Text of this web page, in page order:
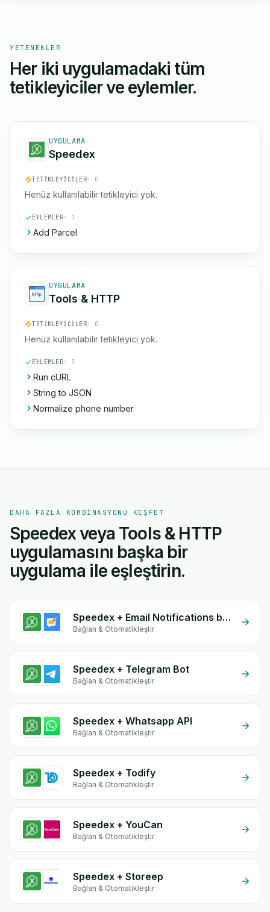
YETENEKLER
Her iki uygulamadaki tüm
tetikleyiciler ve eylemler.
UYGULAMA
Speedex
TETIKLEYICILER· 0
Henüz kullanılabilir tetikleyici yok.
EYLEMLER· 1
Add Parcel
UYGULAMA
Tools & HTTP
TETIKLEYICILER· 0
Henüz kullanılabilir tetikleyici yok.
EYLEMLER· 3
Run cURL
String to JSON
Normalize phone number
DAHA FAZLA KOMBINASYONU KEŞFET
Speedex veya Tools & HTTP
uygulamasını başka bir
uygulama ile eşleştirin.
Speedex + Email Notifications by eGrow
Bağlan & Otomatikleştir
Speedex + Telegram Bot
Bağlan & Otomatikleştir
Speedex + Whatsapp API
Bağlan & Otomatikleştir
Speedex + Todify
Bağlan & Otomatikleştir
Speedex + YouCan
Bağlan & Otomatikleştir
Speedex + Storeep
Bağlan & Otomatikleştir